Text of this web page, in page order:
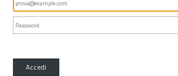
Accedi